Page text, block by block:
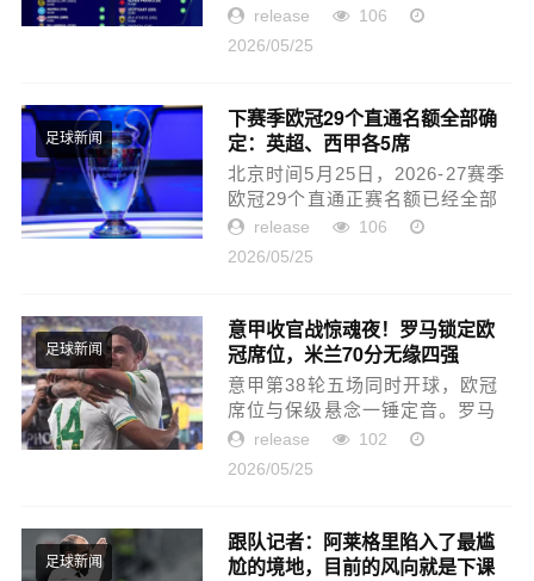
时，下赛季欧冠 29 支直通参赛球
队名额也全部敲定，各档位队伍
城、...
release
106
2026/05/25
足球新闻
下赛季欧冠29个直通名额全部确
定：英超、西甲各5席
北京时间5月25日，2026-27赛季
欧冠29个直通正赛名额已经全部
确定，英超、西甲各5席，意甲、
德甲各4席。2026-27赛季欧冠直
西...
release
106
2026/05/25
足球新闻
意甲收官战惊魂夜！罗马锁定欧
冠席位，米兰70分无缘四强
意甲第38轮五场同时开球，欧冠
席位与保级悬念一锤定音。罗马
客场2-0击败维罗纳，科莫4-1送
克雷莫纳降级锁定第四，AC米兰
release
102
2026/05/25
足球新闻
跟队记者：阿莱格里陷入了最尴
尬的境地，目前的风向就是下课